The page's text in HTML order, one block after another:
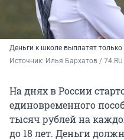
Деньги к школе выплатят только
Источник: Илья Бархатов / 74.RU
На днях в России
единовременного
тысяч рублей на
до 18 лет. Деньги